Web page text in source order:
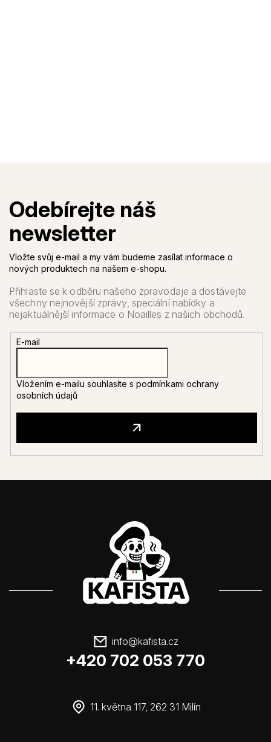
Vložte svůj e-mail a my vám budeme zasílat informace o
nových produktech na našem e-shopu.
E-mail
Vložením e-mailu souhlasíte s podmínkami ochrany
osobních údajů
info@kafista.cz
+420 702 053 770
11. května 117, 262 31 Milín